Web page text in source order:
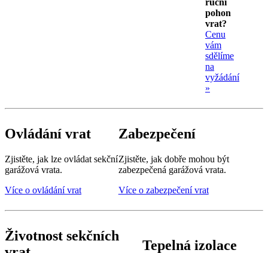
ruční
pohon
vrat?
Cenu
vám
sdělíme
na
vyžádání
»
Ovládání vrat
Zjistěte, jak lze ovládat sekční
garážová vrata.
Více o ovládání vrat
Zabezpečení
Zjistěte, jak dobře mohou být
zabezpečená garážová vrata.
Více o zabezpečení vrat
Životnost sekčních
Tepelná izolace